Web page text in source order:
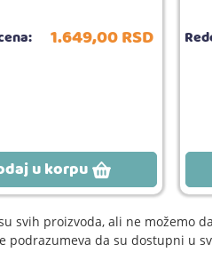
1.649,00RSD
u korpu
svih proizvoda, ali ne možemo
podrazumeva da su dostupni u